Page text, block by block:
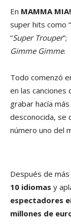
En MAMMA MIA!
super hits como “
“Super Trouper”;
Gimme Gimme.
Todo comenzó
en las canciones
grabar hacía
desconocida, se
número uno del
Después de
10 idiomas y
espectadores
millones de